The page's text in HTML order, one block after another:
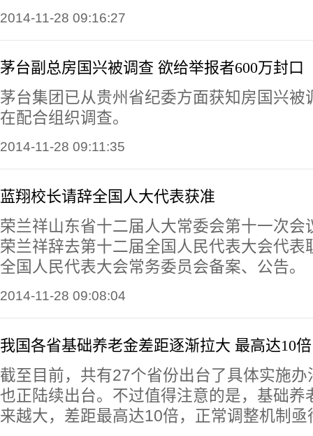
2014-11-28 09:16:27
茅台副总房国兴被调查 欲给举报者600万封口
茅台集团已从贵州省纪委方面获知房国兴被
在配合组织调查。
2014-11-28 09:11:35
蓝翔校长请辞全国人大代表获准
荣兰祥山东省十二届人大常委会第十一次会
荣兰祥辞去第十二届全国人民代表大会代表
全国人民代表大会常务委员会备案、公告。
2014-11-28 09:08:04
我国各省基础养老金差距逐渐拉大 最高达10倍
截至目前，共有27个省份出台了具体实施
也正陆续出台。不过值得注意的是，基础养
来越大，差距最高达10倍，正常调整机制亟